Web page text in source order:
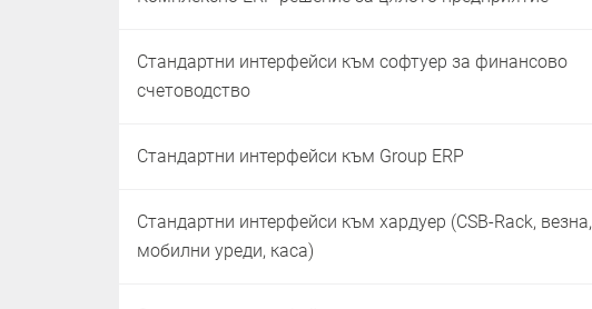
Стандартни интерфейси към софтуер за финансово
счетоводство
Стандартни интерфейси към Group ERP
Стандартни интерфейси към хардуер (CSB-Rack, везна,
мобилни уреди, каса)